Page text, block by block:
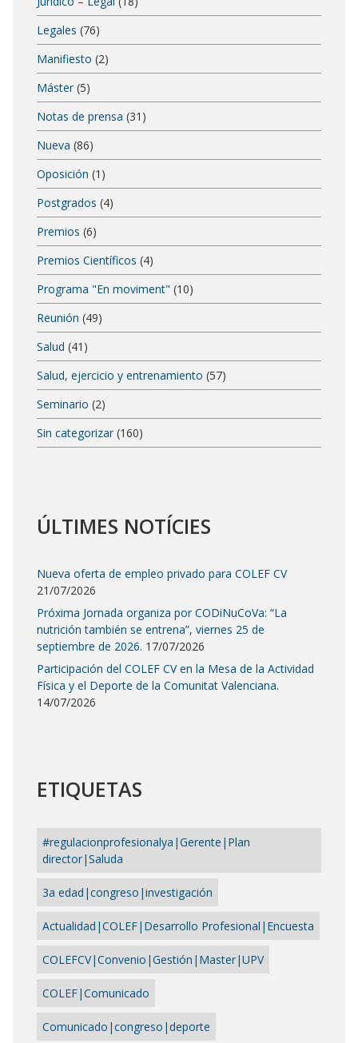
Legales (76)
Manifiesto (2)
Máster (5)
Notas de prensa (31)
Nueva (86)
Oposición (1)
Postgrados (4)
Premios (6)
Premios Científicos (4)
Programa "En moviment" (10)
Reunión (49)
Salud (41)
Salud, ejercicio y entrenamiento (57)
Seminario (2)
Sin categorizar (160)
ÚLTIMES NOTÍCIES
Nueva oferta de empleo privado para COLEF CV
21/07/2026
Próxima Jornada organiza por CODiNuCoVa: “La
nutrición también se entrena”, viernes 25 de
septiembre de 2026. 17/07/2026
Participación del COLEF CV en la Mesa de la Actividad
Física y el Deporte de la Comunitat Valenciana.
14/07/2026
ETIQUETAS
#regulacionprofesionalya|Gerente|Plan
director|Saluda
3a edad|congreso|investigación
Actualidad|COLEF|Desarrollo Profesional|Encuesta
COLEFCV|Convenio|Gestión|Master|UPV
COLEF|Comunicado
Comunicado|congreso|deporte